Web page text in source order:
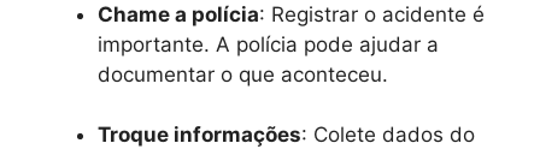
Chame a polícia: Registrar o acidente é
importante. A polícia pode ajudar a
documentar o que aconteceu.
Troque informações: Colete dados do